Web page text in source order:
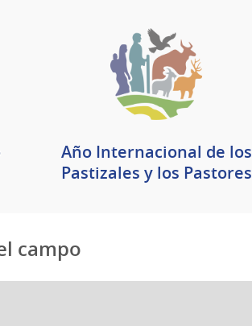
Año Internacional de los
Pastizales y los Pastores
campo